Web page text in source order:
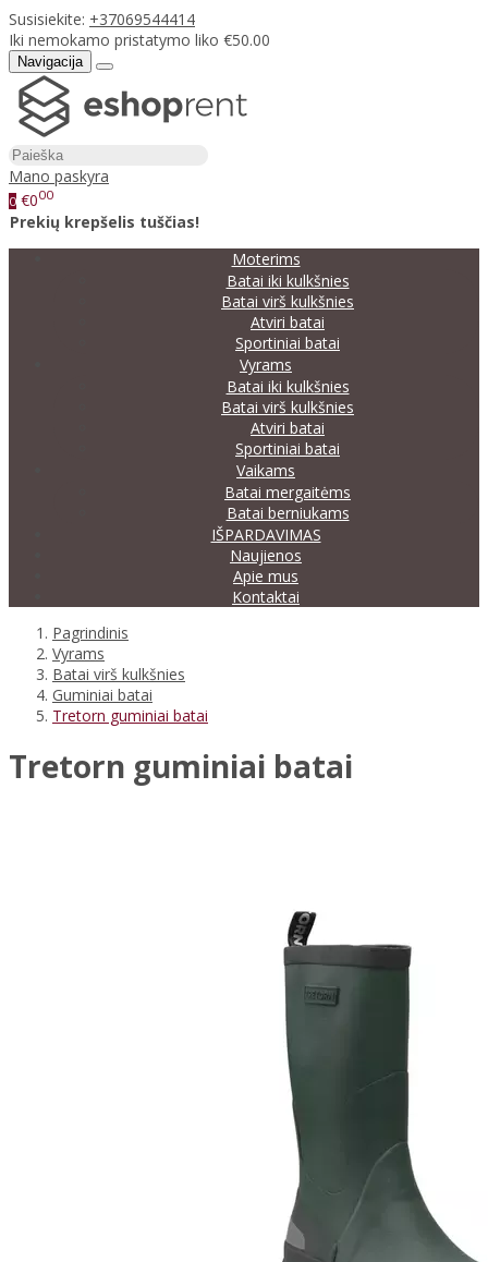
Susisiekite: +37069544414
Iki nemokamo pristatymo liko €50.00
Navigacija
Mano paskyra
0 €000
Prekių krepšelis tuščias!
Moterims
Batai iki kulkšnies
Batai virš kulkšnies
Atviri batai
Sportiniai batai
Vyrams
Batai iki kulkšnies
Batai virš kulkšnies
Atviri batai
Sportiniai batai
Vaikams
Batai mergaitėms
Batai berniukams
IŠPARDAVIMAS
Naujienos
Apie mus
Kontaktai
Pagrindinis
Vyrams
Batai virš kulkšnies
Guminiai batai
Tretorn guminiai batai
Tretorn guminiai batai